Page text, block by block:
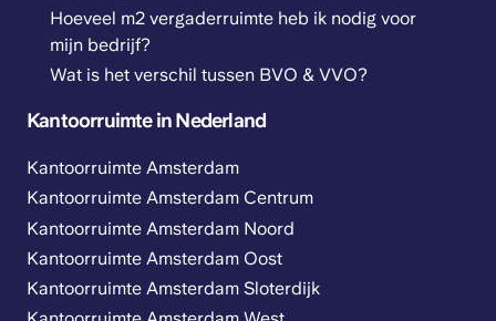
Hoeveel m2 vergaderruimte heb ik nodig voor
mijn bedrijf?
Wat is het verschil tussen BVO & VVO?
Kantoorruimte in Nederland
Kantoorruimte Amsterdam
Kantoorruimte Amsterdam Centrum
Kantoorruimte Amsterdam Noord
Kantoorruimte Amsterdam Oost
Kantoorruimte Amsterdam Sloterdijk